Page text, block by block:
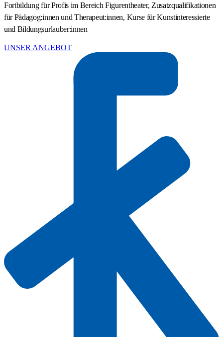
Fortbildung für Profis im Bereich Figurentheater, Zusatzqualifikationen
für Pädagog:innen und Therapeut:innen, Kurse für Kunstinteressierte
und Bildungsurlauber:innen
UNSER ANGEBOT